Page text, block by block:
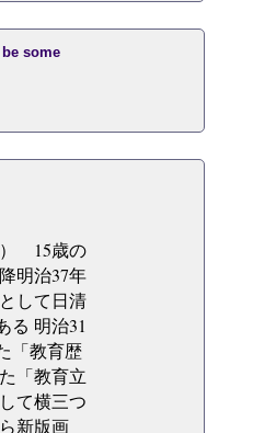
some
15歳の
明治37年
して日清
る 明治31
「教育歴
「教育立
て横三つ
新版画